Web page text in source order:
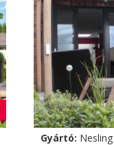
A
változatok
a
termékoldalon
választhatók
ki
Gyártó: Nesling